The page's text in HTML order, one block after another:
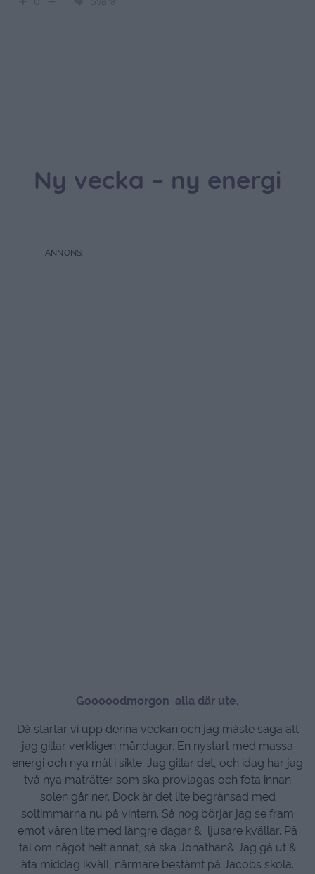
Ny vecka – ny energi
Gooooodmorgon alla där ute,
Då startar vi upp denna veckan och jag måste säga att
jag gillar verkligen måndagar. En nystart med massa
energi och nya mål i sikte. Jag gillar det, och idag har jag
två nya maträtter som ska provlagas och fota innan
solen går ner. Dock är det lite begränsad med
soltimmarna nu på vintern. Så nog börjar jag se fram
emot våren lite med längre dagar & ljusare kvällar. På
tal om något helt annat, så ska Jonathan& Jag gå ut &
äta middag ikväll, närmare bestämt på Jacobs skola.